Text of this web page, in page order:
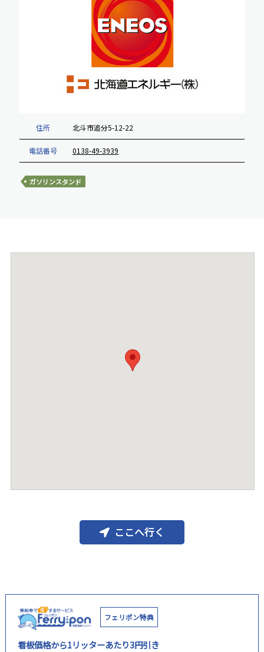
住所 北斗市追分5-12-22
電話番号 0138-49-3939
ガソリンスタンド
ここへ行く
フェリポン特典
看板価格から1リッターあたり3円引き